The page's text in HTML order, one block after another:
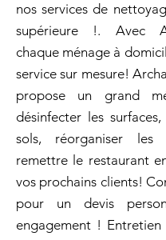
nos services de
supérieure !. Avec
chaque ménage à
service sur mesure!
propose un grand
désinfecter les
sols, réorganiser les
remettre le restaurant
vos prochains clients!
pour un devis
engagement ! Entretien